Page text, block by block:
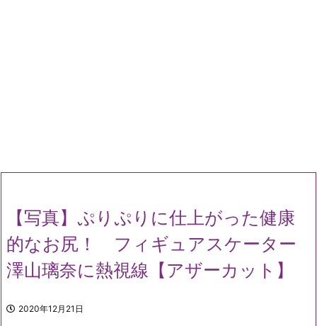
【写真】ぷりぷりに仕上がった健康
的なお尻！ フィギュアスケーター
澤山璃奈に熱視線【アザーカット】
2020年12月21日